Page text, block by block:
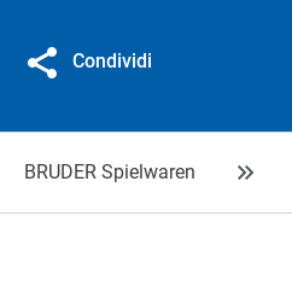
Condividi
BRUDER Spielwaren